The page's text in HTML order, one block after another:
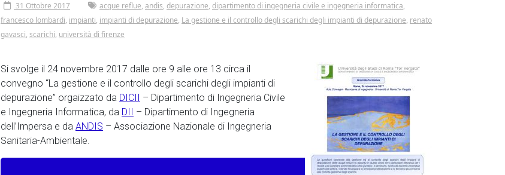
31 Ottobre 2017 acque reflue, andis, depurazione, dipartimento di ingegneria civile e ingegneria informatica,
francesco lombardi, impianti, impianti di depurazione, La gestione e il controllo degli scarichi degli impianti di depurazione, renato
gavasci, scarichi, università di firenze
Si svolge il 24 novembre 2017 dalle ore 9 alle ore 13 circa il
convegno “La gestione e il controllo degli scarichi degli impianti di
depurazione” orgaizzato da DICII – Dipartimento di Ingegneria Civile
e Ingegneria Informatica, da DII – Dipartimento di Ingegneria
dell’Impersa e da ANDIS – Associazione Nazionale di Ingegneria
Sanitaria-Ambientale.